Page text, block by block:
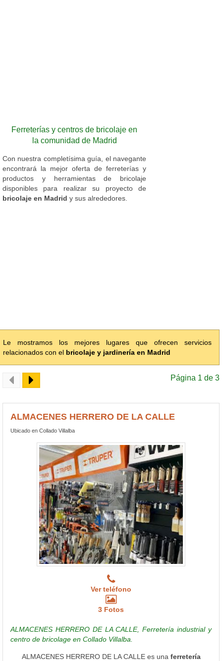
Ferreterías y centros de bricolaje en
la comunidad de Madrid
Con nuestra completísima guía, el navegante
encontrará la mejor oferta de ferreterías y
productos y herramientas de bricolaje
disponibles para realizar su proyecto de
bricolaje en Madrid y sus alrededores.
Le mostramos los mejores lugares que ofrecen servicios
relacionados con el bricolaje y jardinería en Madrid
Página 1 de 3
ALMACENES HERRERO DE LA CALLE
Ubicado en Collado Villalba
Ver teléfono
3 Fotos
ALMACENES HERRERO DE LA CALLE, Ferretería industrial y
centro de bricolage en Collado Villalba.
ALMACENES HERRERO DE LA CALLE es una ferretería